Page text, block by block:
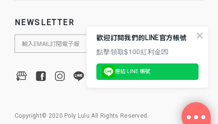
NEWSLETTER
Copyright© 2020 Poly Lulu All Rights Reserved.
歡迎訂閱我們的LINE官方帳號
點擊領取$100紅利金💌
連結 LINE 帳號